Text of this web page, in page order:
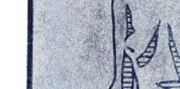
2011
2010 2009
2006
2005 2004
2001
2000 1999
1996
1995 1994